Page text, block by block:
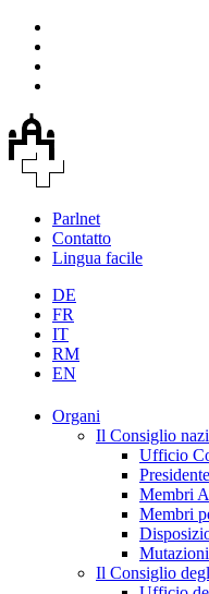
Parlnet
Contatto
Lingua facile
DE
FR
IT
RM
EN
Organi
Il Consiglio
Ufficio
Presidente
Membri
Membri
Il Consiglio